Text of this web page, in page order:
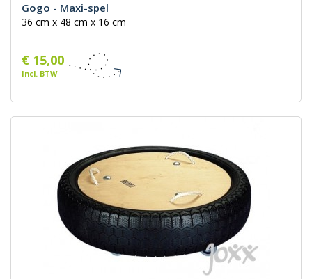
Gogo - Maxi-spel
36 cm x 48 cm x 16 cm
€ 15,00
Incl. BTW